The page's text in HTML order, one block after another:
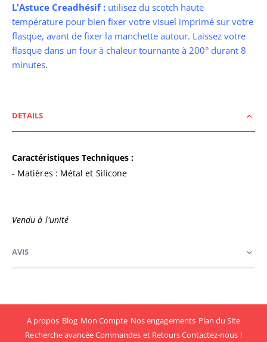
L'Astuce Creadhésif : utilisez du scotch haute
température pour bien fixer votre visuel imprimé sur votre
flasque, avant de fixer la manchette autour. Laissez votre
flasque dans un four à chaleur tournante à 200° durant 8
minutes.
DETAILS
Caractéristiques Techniques :
- Matières : Métal et Silicone
Vendu à l'unité
AVIS
A propos Blog Mon Compte Nos engagements Plan du Site
Recherche avancéeCommandes et RetoursContactez-nous !